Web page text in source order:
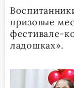
призовые
фестивале-
ладошках».